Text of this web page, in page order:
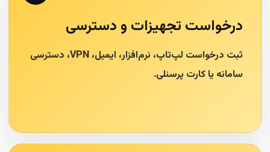
درخواست تجهیزات و دسترسی
ثبت درخواست لپ‌تاپ، نرم‌افزار، ایمیل، VPN، دسترسی
سامانه یا کارت پرسنلی.